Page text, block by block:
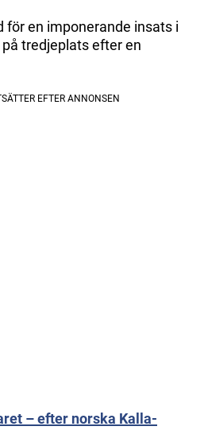
för en imponerande insats i
tredjeplats efter en
– efter norska Kalla-